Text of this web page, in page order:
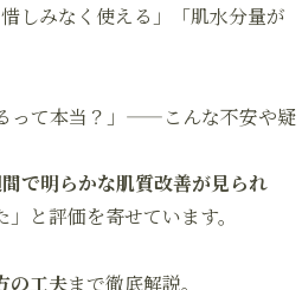
しみなく使える」「肌水分量が
って本当？」——こんな不安や疑
で明らかな肌質改善が見られ
と評価を寄せています。
の工夫まで徹底解説。